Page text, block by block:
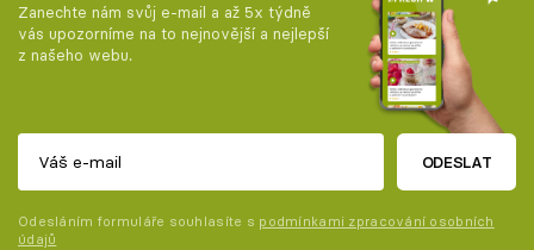
Zanechte nám svůj e-mail a až 5x týdně
vás upozorníme na to nejnovější a nejlepší
z našeho webu.
ODESLAT
Odesláním formuláře souhlasíte s podmínkami zpracování osobních
údajů